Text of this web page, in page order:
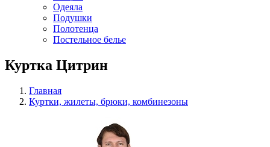
Одеяла
Подушки
Полотенца
Постельное белье
Куртка Цитрин
Главная
Куртки, жилеты, брюки, комбинезоны